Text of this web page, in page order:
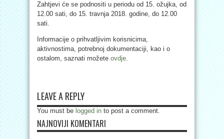
Zahtjevi će se podnositi u periodu od 15. ožujka, od
12.00 sati, do 15. travnja 2018. godine, do 12.00
sati.
Informacije o prihvatljivim korisnicima,
aktivnostima, potrebnoj dokumentaciji, kao i o
ostalom, saznati možete ovdje.
LEAVE A REPLY
You must be logged in to post a comment.
NAJNOVIJI KOMENTARI